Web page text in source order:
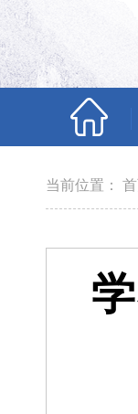
当前位置：